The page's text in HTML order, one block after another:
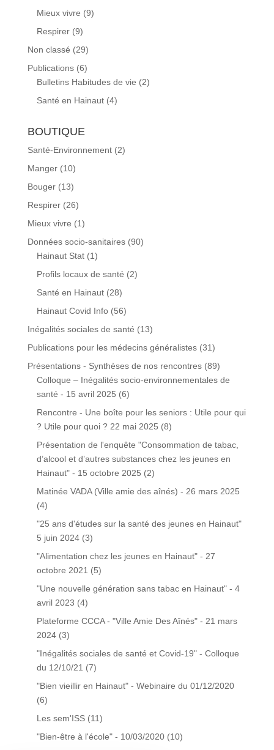
Mieux vivre (9)
Respirer(9)
Non classé (29)
Publications(6)
Bulletins Habitudes de vie (2)
Santé en Hainaut(4)
BOUTIQUE
Santé-Environnement (2)
Manger (10)
Bouger (13)
Respirer (26)
Mieux vivre (1)
Données socio-sanitaires (90)
Hainaut Stat (1)
Profils locaux de santé (2)
Santé en Hainaut (28)
Hainaut Covid Info (56)
Inégalités sociales de santé (13)
Publications pour les médecins généralistes (31)
Présentations - Synthèses de nos rencontres (89)
Colloque – Inégalités socio-environnementales de
santé - 15 avril 2025 (6)
Rencontre - Une boîte pour les seniors : Utile pour qui
? Utile pour quoi ? 22 mai 2025 (8)
Présentation de l'enquête "Consommation de tabac,
d’alcool et d’autres substances chez les jeunes en
Hainaut" - 15 octobre 2025 (2)
Matinée VADA (Ville amie des aînés) - 26 mars 2025
(4)
"25 ans d'études sur la santé des jeunes en Hainaut"
5 juin 2024 (3)
"Alimentation chez les jeunes en Hainaut" - 27
octobre 2021 (5)
"Une nouvelle génération sans tabac en Hainaut" - 4
avril 2023 (4)
Plateforme CCCA - "Ville Amie Des Aînés" - 21 mars
2024 (3)
"Inégalités sociales de santé et Covid-19" - Colloque
du 12/10/21 (7)
"Bien vieillir en Hainaut" - Webinaire du 01/12/2020
(6)
Les sem'ISS (11)
"Bien-être à l'école" - 10/03/2020 (10)